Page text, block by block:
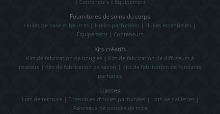
| Conteneurs| Équipement
Fournitures de soins du corps
Huiles de base et beurres | Huiles parfumées | Huiles essentielles |
Équipement | Conteneurs
Kits créatifs
Kits de fabrication de bougies | Kits de fabrication de diffuseurs à
roseaux | Kits de fabrication de savon | Kits de fabrication de fondants
parfumés
Liasses
Lots de teinture| Ensembles d’huiles parfumées| Lots de paillettes|
Faisceaux de poudre de mica